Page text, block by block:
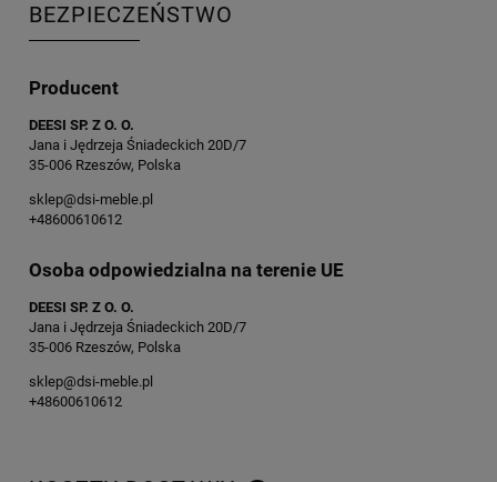
BEZPIECZEŃSTWO
Producent
DEESI SP. Z O. O.
Jana i Jędrzeja Śniadeckich 20D/7
35-006 Rzeszów, Polska
sklep@dsi-meble.pl
+48600610612
Osoba odpowiedzialna na terenie UE
DEESI SP. Z O. O.
Jana i Jędrzeja Śniadeckich 20D/7
35-006 Rzeszów, Polska
sklep@dsi-meble.pl
+48600610612